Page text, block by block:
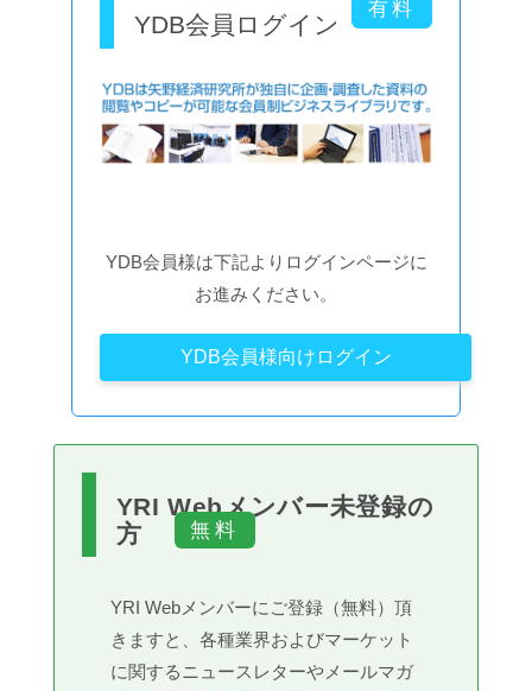
YDB会員ログイン
YDB会員様は下記よりログインページに
お進みください。
YDB会員様向けログイン
YRI Webメンバー未登録の
方
YRI Webメンバーにご登録（無料）頂
きますと、各種業界およびマーケット
に関するニュースレターやメールマガ